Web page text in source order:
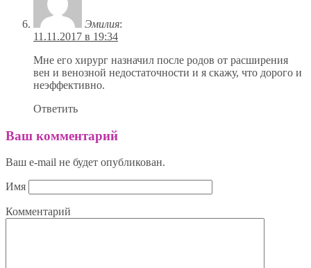
Эмилия:
11.11.2017 в 19:34
Мне его хирург назначил после родов от расширения
вен и венозной недостаточности и я скажу, что дорого и
неэффективно.
Ответить
Ваш комментарий
Ваш e-mail не будет опубликован.
Имя
Комментарий